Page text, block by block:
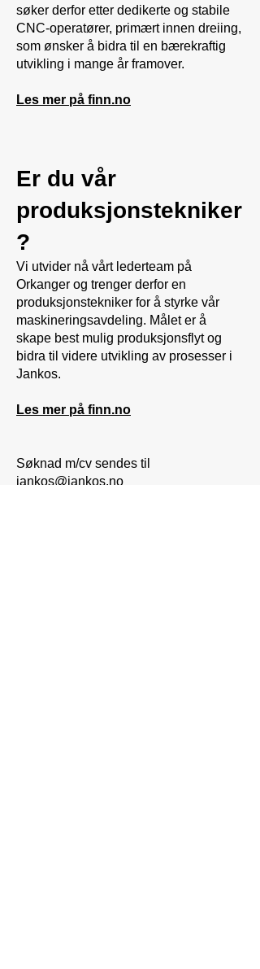
søker derfor etter dedikerte og stabile
CNC-operatører, primært innen dreiing,
som ønsker å bidra til en bærekraftig
utvikling i mange år framover.
Les mer på finn.no
Er du vår
produksjonstekniker
?
Vi utvider nå vårt lederteam på
Orkanger og trenger derfor en
produksjonstekniker for å styrke vår
maskineringsavdeling. Målet er å
skape best mulig produksjonsflyt og
bidra til videre utvikling av prosesser i
Jankos.
Les mer på finn.no
Søknad m/cv sendes til
jankos@jankos.no